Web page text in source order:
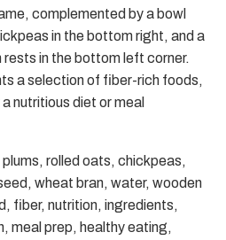
complemented by a bowl
in the bottom right, and a
rests in the bottom left corner.
a selection of fiber-rich foods,
nutritious diet or meal
rolled oats, chickpeas,
wheat bran, water, wooden
fiber, nutrition, ingredients,
meal prep, healthy eating,